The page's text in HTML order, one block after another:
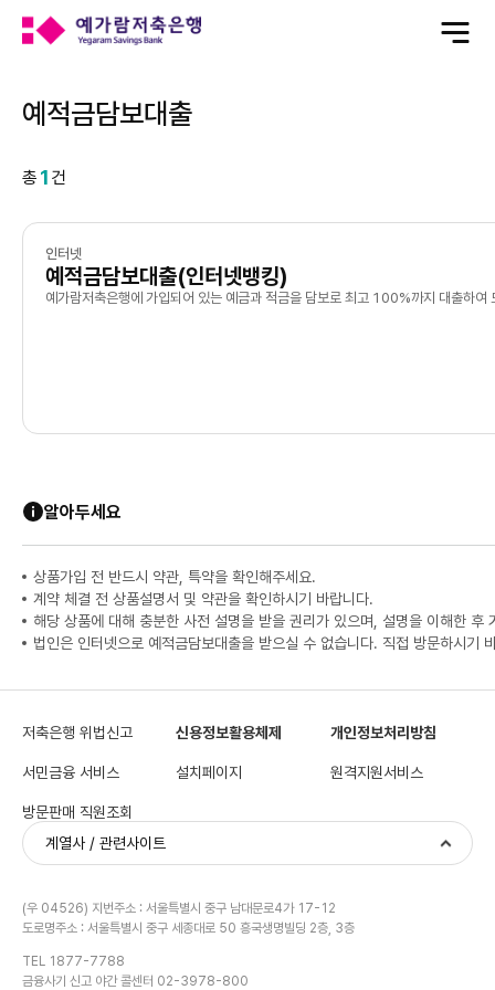
전
체
예적금담보대출
총 1 건
인터넷
예적금담보대출(인터넷뱅킹)
예가람저축은행에 가입되어 있는 예금과 적금을 담보로 최고 100%까지 대출하여
알아두세요
상품가입 전 반드시 약관, 특약을 확인해주세요.
계약 체결 전 상품설명서 및 약관을 확인하시기 바랍니다.
해당 상품에 대해 충분한 사전 설명을 받을 권리가 있으며, 설명을 이해한 후
법인은 인터넷으로 예적금담보대출을 받으실 수 없습니다. 직접 방문하시기
저축은행 위법신고 신용정보활용체제 개인정보처리방침
서민금융 서비스 설치페이지 원격지원서비스
방문판매 직원조회
계열사 / 관련사이트
(우 04526) 지번주소 : 서울특별시 중구 남대문로4가 17-12
도로명주소 : 서울특별시 중구 세종대로 50 흥국생명빌딩 2층, 3층
TEL 1877-7788
금융사기 신고 야간 콜센터 02-3978-800